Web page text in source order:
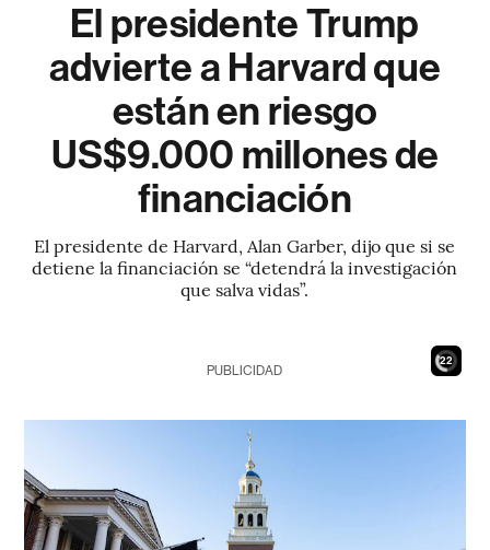
El presidente Trump
advierte a Harvard que
están en riesgo
US$9.000 millones de
financiación
El presidente de Harvard, Alan Garber, dijo que si se
detiene la financiación se “detendrá la investigación
que salva vidas”.
20
PUBLICIDAD